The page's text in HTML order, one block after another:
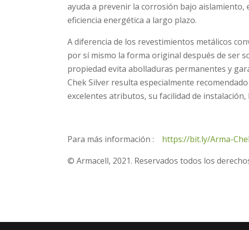
ayuda a prevenir la corrosión bajo
eficiencia energética a largo plazo.
A diferencia de los revestimientos metálicos
por sí mismo la forma original después de ser
propiedad evita abolladuras permanentes y
Chek Silver resulta especialmente
excelentes atributos, su facilidad de
Para más información : https://bit.ly/Arma-
© Armacell, 2021. Reservados todos los